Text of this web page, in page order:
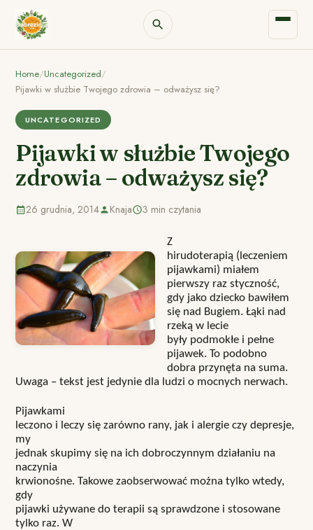
Home/Uncategorized/
Pijawki w służbie Twojego zdrowia – odważysz się?
UNCATEGORIZED
Pijawki w służbie Twojego
zdrowia – odważysz się?
26 grudnia, 2014 Knaja 3 min czytania
Z
hirudoterapią (leczeniem
pijawkami) miałem
pierwszy raz styczność,
gdy jako dziecko bawiłem
się nad Bugiem. Łąki nad
rzeką w lecie
były podmokłe i pełne
pijawek. To podobno
dobra przynęta na suma.
Uwaga – tekst jest jedynie dla ludzi o mocnych nerwach.
Pijawkami
leczono i leczy się zarówno rany, jak i alergie czy depresje,
my
jednak skupimy się na ich dobroczynnym działaniu na
naczynia
krwionośne. Takowe zaobserwować można tylko wtedy,
gdy
pijawki używane do terapii są sprawdzone i stosowane
tylko raz. W